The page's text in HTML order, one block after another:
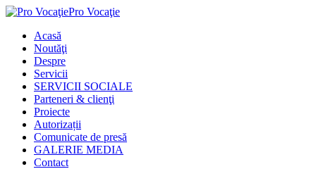
Pro Vocaţie
Acasă
Noutăţi
Despre
Servicii
SERVICII SOCIALE
Parteneri & clienţi
Proiecte
Autorizații
Comunicate de presă
GALERIE MEDIA
Contact